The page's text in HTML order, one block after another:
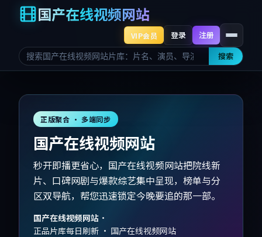
国产在线视频网站
搜索
VIP会员 登录 注册
正版聚合 · 多端同步
国产在线视频网站
秒开即播更省心，国产在线视频网站把院线新
片、口碑网剧与爆款综艺集中呈现，榜单与分
区双导航，帮您迅速锁定今晚要追的那一部。
国产在线视频网站 ·
正品片库每日刷新 · 国产在线视频网站